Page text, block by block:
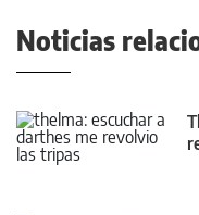
Noticias